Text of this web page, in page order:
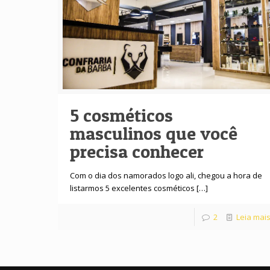
5 cosméticos
masculinos que você
precisa conhecer
Com o dia dos namorados logo ali, chegou a hora de
listarmos 5 excelentes cosméticos […]
2 Leia